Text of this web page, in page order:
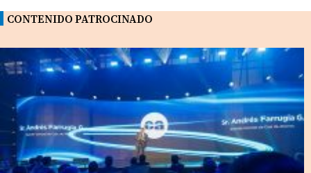
CONTENIDO PATROCINADO